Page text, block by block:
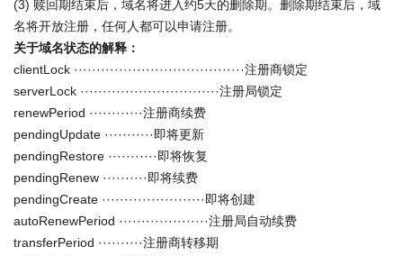
(3) 赎回期结束后，域名将进入约5天的删除期。删除期结束后，域
名将开放注册，任何人都可以申请注册。
关于域名状态的解释：
clientLock ······································注册商锁定
serverLock ·······························注册局锁定
renewPeriod ············注册商续费
pendingUpdate ···········即将更新
pendingRestore ···········即将恢复
pendingRenew ··········即将续费
pendingCreate ·······················即将创建
autoRenewPeriod ····················注册局自动续费
transferPeriod ··········注册商转移期